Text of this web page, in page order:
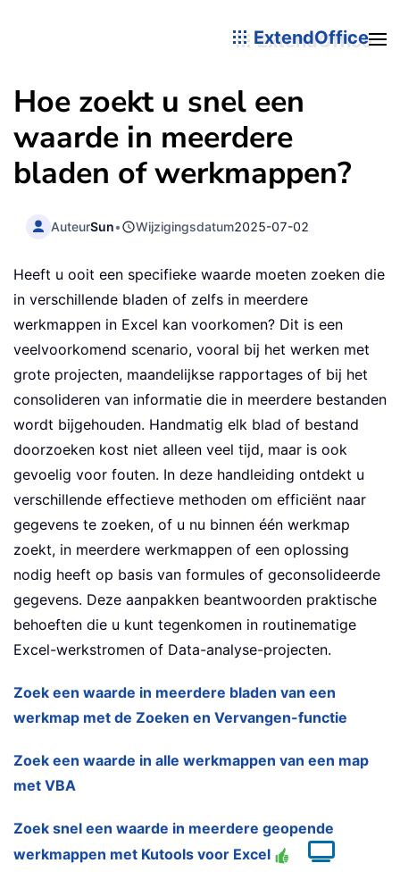
ExtendOffice
Hoe zoekt u snel een
waarde in meerdere
bladen of werkmappen?
AuteurSun• Wijzigingsdatum2025-07-02
Heeft u ooit een specifieke waarde moeten zoeken die
in verschillende bladen of zelfs in meerdere
werkmappen in Excel kan voorkomen? Dit is een
veelvoorkomend scenario, vooral bij het werken met
grote projecten, maandelijkse rapportages of bij het
consolideren van informatie die in meerdere bestanden
wordt bijgehouden. Handmatig elk blad of bestand
doorzoeken kost niet alleen veel tijd, maar is ook
gevoelig voor fouten. In deze handleiding ontdekt u
verschillende effectieve methoden om efficiënt naar
gegevens te zoeken, of u nu binnen één werkmap
zoekt, in meerdere werkmappen of een oplossing
nodig heeft op basis van formules of geconsolideerde
gegevens. Deze aanpakken beantwoorden praktische
behoeften die u kunt tegenkomen in routinematige
Excel-werkstromen of Data-analyse-projecten.
Zoek een waarde in meerdere bladen van een
werkmap met de Zoeken en Vervangen-functie
Zoek een waarde in alle werkmappen van een map
met VBA
Zoek snel een waarde in meerdere geopende
werkmappen met Kutools voor Excel